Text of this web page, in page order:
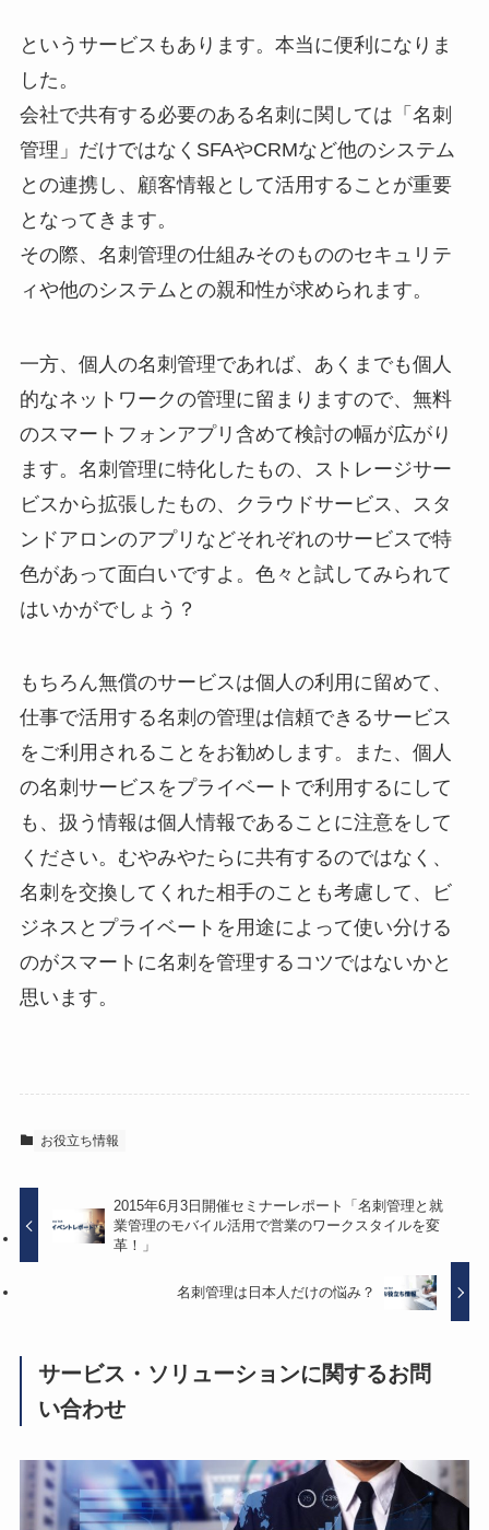
というサービスもあります。本当に便利になりま
した。
会社で共有する必要のある名刺に関しては「名刺
管理」だけではなくSFAやCRMなど他のシステム
との連携し、顧客情報として活用することが重要
となってきます。
その際、名刺管理の仕組みそのもののセキュリテ
ィや他のシステムとの親和性が求められます。
一方、個人の名刺管理であれば、あくまでも個人
的なネットワークの管理に留まりますので、無料
のスマートフォンアプリ含めて検討の幅が広がり
ます。名刺管理に特化したもの、ストレージサー
ビスから拡張したもの、クラウドサービス、スタ
ンドアロンのアプリなどそれぞれのサービスで特
色があって面白いですよ。色々と試してみられて
はいかがでしょう？
もちろん無償のサービスは個人の利用に留めて、
仕事で活用する名刺の管理は信頼できるサービス
をご利用されることをお勧めします。また、個人
の名刺サービスをプライベートで利用するにして
も、扱う情報は個人情報であることに注意をして
ください。むやみやたらに共有するのではなく、
名刺を交換してくれた相手のことも考慮して、ビ
ジネスとプライベートを用途によって使い分ける
のがスマートに名刺を管理するコツではないかと
思います。
お役立ち情報
2015年6月3日開催セミナーレポート「名刺管理と就
業管理のモバイル活用で営業のワークスタイルを変
革！」
名刺管理は日本人だけの悩み？
サービス・ソリューションに関するお問
い合わせ